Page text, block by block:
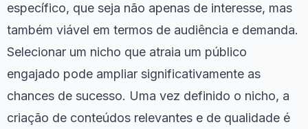
específico, que seja não apenas de interesse, mas
também viável em termos de audiência e demanda.
Selecionar um nicho que atraia um público
engajado pode ampliar significativamente as
chances de sucesso. Uma vez definido o nicho, a
criação de conteúdos relevantes e de qualidade é